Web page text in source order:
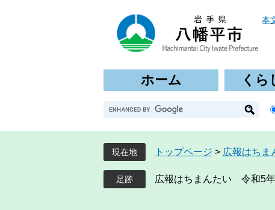
本
ホーム くら
G
o
g
l
e
カ
現在地 トップページ > 広報はちま
広報はちまんたい 令和5